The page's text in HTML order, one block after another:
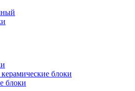
блоки
блоки